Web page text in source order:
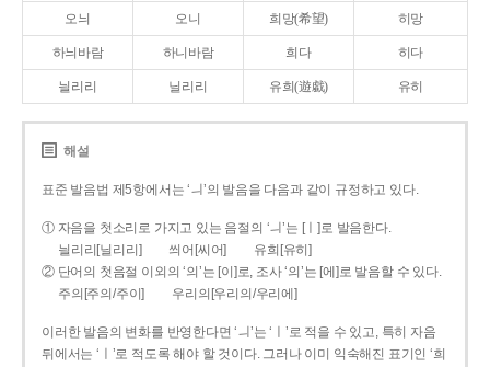
오늬 오니 희망(希望) 히망
하늬바람 하니바람 희다 히다
늴리리 닐리리 유희(遊戱) 유히
해설
표준 발음법 제5항에서는 ‘ㅢ’의 발음을 다음과 같이 규정하고 있다.
① 자음을 첫소리로 가지고 있는 음절의 ‘ㅢ’는 [ㅣ]로 발음한다.
늴리리[닐리리]
씌어[씨어]
유희[유히]
② 단어의 첫음절 이외의 ‘의’는 [이]로, 조사 ‘의’는 [에]로 발음할 수 있다.
주의[주의/주이]
우리의[우리의/우리에]
이러한 발음의 변화를 반영한다면 ‘ㅢ’는 ‘ㅣ’로 적을 수 있고, 특히 자음
뒤에서는 ‘ㅣ’로 적도록 해야 할 것이다. 그러나 이미 익숙해진 표기인 ‘희